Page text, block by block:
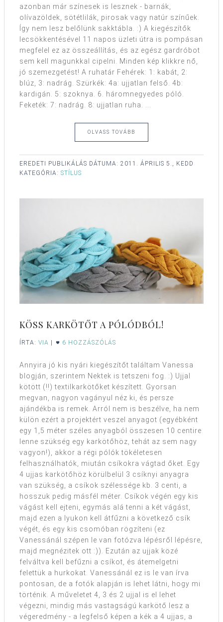
azonban már színesek is lesznek - barnák,
olívazöldek, sötétlilák, pirosak vagy natúr színűek.
Így nem lesz belőlünk sakktábla. :) A kiegészítők
lecsökkentésével 11 napos üzleti útra is pompásan
megfelel ez az összeállítás, és az egész gardróbot
sem kell magunkkal cipelni. Minden kép klikkre nő,
jó szemezgetést! A ruhatár Fehérek: 1: kabát, 2:
blúz, 3: nadrág. Szürkék: 4a: ujjatlan felső. 4b:
kardigán. 5: szoknya. 6. háromnegyedes póló.
Feketék: 7: nadrág. 8: ujjatlan ruha. ...
OLVASS TOVÁBB
EREDETI PUBLIKÁLÁS DÁTUMA: 2011. ÁPRILIS 5., KEDD
KATEGÓRIA: STÍLUS
KÖSS KARKÖTŐT A PÓLÓDBÓL!
ÍRTA: VIA | 6 HOZZÁSZÓLÁS
Annyira jó kis nyári kiegészítőt találtam Vanessa
blogján, szerintem Nektek is tetszeni fog. :) Ujjal
kötött (!!) textilkarkötőket készített. Gyorsan
megvan, nagyon vagányul néz ki, és persze
ajándékba is remek. Arról nem is beszélve, ha nem
külön ezért a projektért veszel anyagot (egyébként
egy 1,5 méter széles anyagból összesen 10 centire
lenne szükség egy karkötőhöz, tehát az sem nagy
vagyon!), akkor a régi pólók tökéletesen
felhasználhatók, miután csíkokra vágtad őket. Egy
4 ujjas karkötőhöz körülbelül 3 csíknyi anyagra
van szükség, a csíkok szélessége kb. 3 centi, a
hosszuk pedig másfél méter. Csíkok végén egy kis
vágást kell ejteni, egymás alá tenni a két vágást,
majd ezen a lyukon kell átfűzni a következő csík
végét, és egy kis csomóban rögzíteni (ez
Vanessánál szépen le van fotózva lépésről lépésre,
majd megnézitek ott :)). Ezután az ujjak közé
felváltva kell befűzni a csíkot, és átemelgetni
felettük a hurkokat. Vanessánál ez is le van írva
pontosan, de a fotók alapján is lehet látni, hogy mi
történik. A műveletet 4, 3 és 2 ujjal is el lehet
végezni, mindig más vastagságú karkötő lesz a
végeredmény - a legfelső képen a kék a 4 ujjas, a